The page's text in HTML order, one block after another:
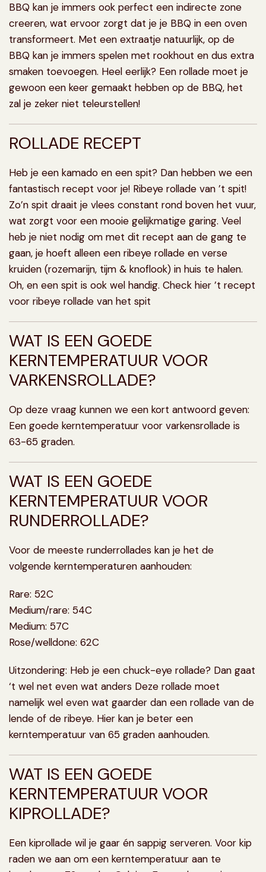
BBQ kan je immers ook perfect een indirecte zone
creeren, wat ervoor zorgt dat je je BBQ in een oven
transformeert. Met een extraatje natuurlijk, op de
BBQ kan je immers spelen met rookhout en dus extra
smaken toevoegen. Heel eerlijk? Een rollade moet je
gewoon een keer gemaakt hebben op de BBQ, het
zal je zeker niet teleurstellen!
ROLLADE RECEPT
Heb je een kamado en een spit? Dan hebben we een
fantastisch recept voor je! Ribeye rollade van ’t spit!
Zo’n spit draait je vlees constant rond boven het vuur,
wat zorgt voor een mooie gelijkmatige garing. Veel
heb je niet nodig om met dit recept aan de gang te
gaan, je hoeft alleen een ribeye rollade en verse
kruiden (rozemarijn, tijm & knoflook) in huis te halen.
Oh, en een spit is ook wel handig. Check hier ’t recept
voor ribeye rollade van het spit
WAT IS EEN GOEDE
KERNTEMPERATUUR VOOR
VARKENSROLLADE?
Op deze vraag kunnen we een kort antwoord geven:
Een goede kerntemperatuur voor varkensrollade is
63-65 graden.
WAT IS EEN GOEDE
KERNTEMPERATUUR VOOR
RUNDERROLLADE?
Voor de meeste runderrollades kan je het de
volgende kerntemperaturen aanhouden:
Rare: 52C
Medium/rare: 54C
Medium: 57C
Rose/welldone: 62C
Uitzondering: Heb je een chuck-eye rollade? Dan gaat
‘t wel net even wat anders Deze rollade moet
namelijk wel even wat gaarder dan een rollade van de
lende of de ribeye. Hier kan je beter een
kerntemperatuur van 65 graden aanhouden.
WAT IS EEN GOEDE
KERNTEMPERATUUR VOOR
KIPROLLADE?
Een kiprollade wil je gaar én sappig serveren. Voor kip
raden we aan om een kerntemperatuur aan te